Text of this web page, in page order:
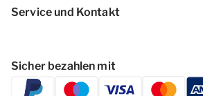
Service und Kontakt
Sicher bezahlen mit